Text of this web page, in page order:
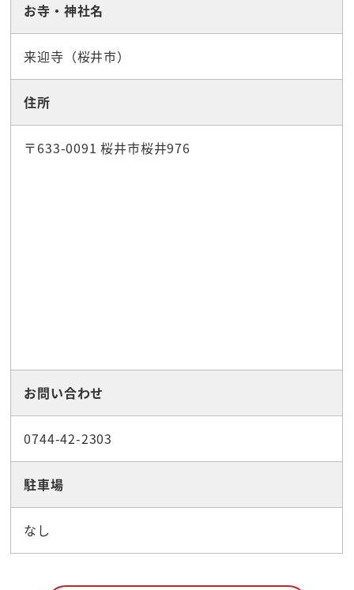
お寺・神社名
来迎寺（桜井市）
住所
〒633-0091 桜井市桜井976
お問い合わせ
0744-42-2303
駐車場
なし